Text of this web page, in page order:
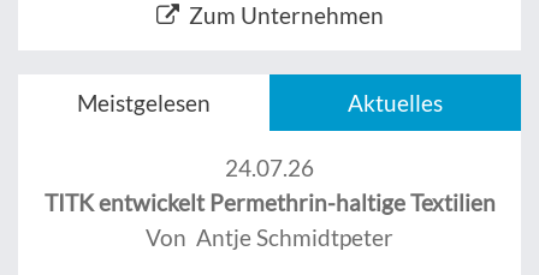
Zum Unternehmen
Meistgelesen Aktuelles
24.07.26
TITK entwickelt Permethrin-haltige Textilien
Von Antje Schmidtpeter